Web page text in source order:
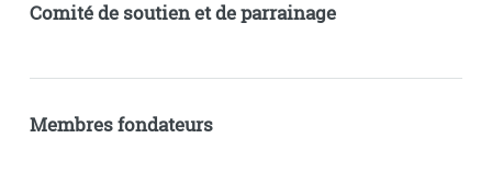
Comité de soutien et de parrainage
Membres fondateurs